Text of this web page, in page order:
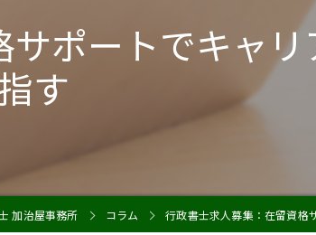
ビザ
ポートでキャリ
す
加治屋事務所 コラム 行政書士求人募集：在留資格